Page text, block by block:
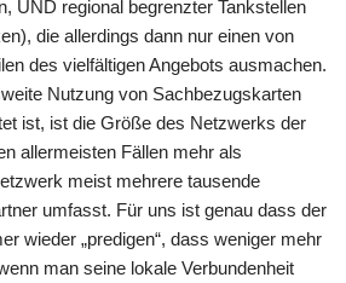
UND regional begrenzter Tankstellen
die allerdings dann nur einen von
des vielfältigen Angebots ausmachen.
Nutzung von Sachbezugskarten
ist, ist die Größe des Netzwerks der
allermeisten Fällen mehr als
meist mehrere tausende
umfasst. Für uns ist genau dass der
wieder „predigen“, dass weniger mehr
man seine lokale Verbundenheit